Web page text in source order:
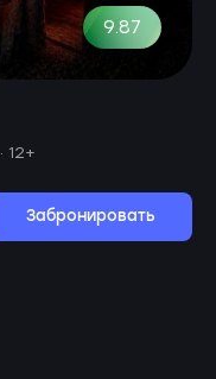
9.87
· 12+
Забронировать